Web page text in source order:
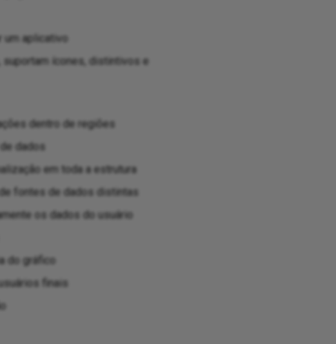
um aplicativo
ícones, distintivos e
dentro de regiões
dados
em toda a estrutura
fontes de dados distintas
os dados do usuário
do gráfico
finais